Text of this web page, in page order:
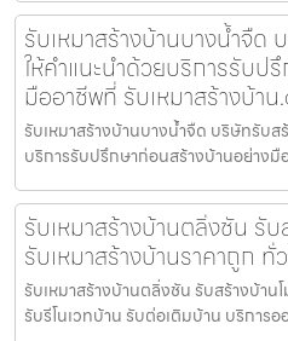
รับเหมาสร้างบ้านบางน้ำจื
ให้คำแนะนำด้วยบริการรับป
มืออาชีพที่ รับเหมาสร้างบ้า
รับเหมาสร้างบ้านบางน้ำจืด บริษัทรับ
บริการรับปรึกษาก่อนสร้างบ้านอย่างมื
รับเหมาสร้างบ้านตลิ่งชัน รั
รับเหมาสร้างบ้านราคาถูก ทั่
รับเหมาสร้างบ้านตลิ่งชัน รับสร้างบ้าน
รับรีโนเวทบ้าน รับต่อเติมบ้าน บริการ